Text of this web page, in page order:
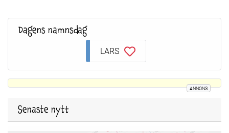
Dagens namnsdag
LARS
ANNONS
Senaste nytt